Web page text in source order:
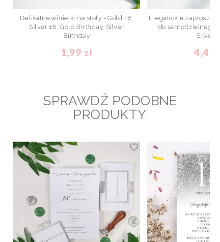
Delikatne winietki na stoły - Gold 18,
Silver 18, Gold Birthday, Silver
Birthday
1,99 zł
Eleganckie
do samodzielnego
Silver
4,49
SPRAWDŹ PODOBNE
PRODUKTY